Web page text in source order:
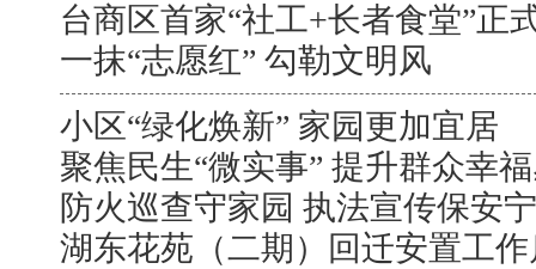
台商区首家“社工+长者食堂”正
一抹“志愿红” 勾勒文明风
小区“绿化焕新” 家园更加宜居
聚焦民生“微实事” 提升群众幸
防火巡查守家园 执法宣传保安宁
湖东花苑（二期）回迁安置工